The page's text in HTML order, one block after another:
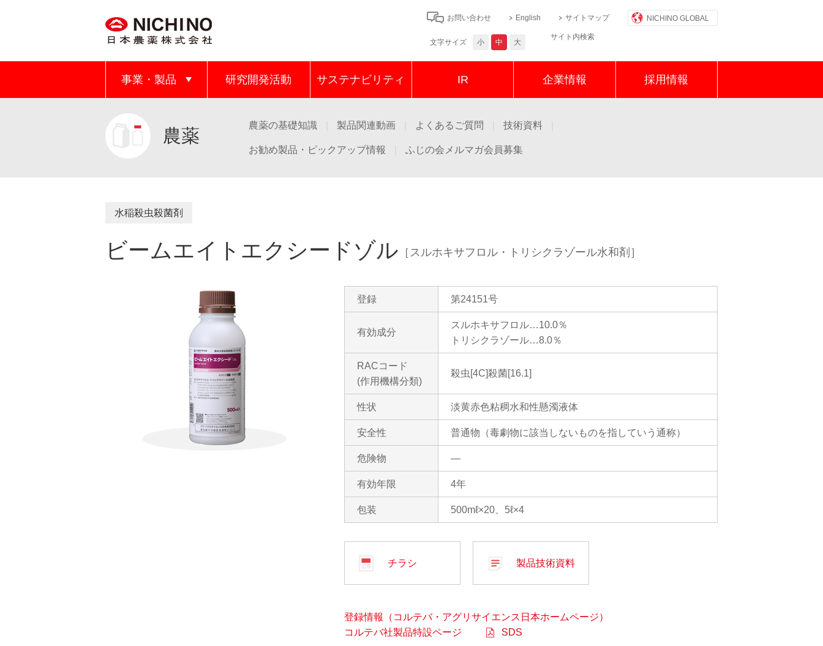
お問い合わせ English サイトマップ NICHINO GLOBAL
文字サイズ 小 中 大
サイト内検索
事業・製品
住宅関連薬剤
研究開発活動 サステナビリティ IR 企業情報 採用情報
農薬
農薬の基礎知識 製品関連動画 よくあるご質問 技術資料
お勧め製品・ピックアップ情報 ふじの会メルマガ会員募集
水稲殺虫殺菌剤
ビームエイトエクシードゾル ［スルホキサフロル・トリシクラゾール水和剤］
登録 第24151号
有効成分
スルホキサフロル…10.0％
トリシクラゾール…8.0％
RACコード
(作用機構分類)
殺虫[4C]殺菌[16.1]
性状 淡黄赤色粘稠水和性懸濁液体
安全性 普通物（毒劇物に該当しないものを指していう通称）
危険物 ―
有効年限 4年
包装 500mℓ×20、5ℓ×4
チラシ 製品技術資料
登録情報（コルテバ・アグリサイエンス日本ホームページ）
コルテバ社製品特設ページ
SDS